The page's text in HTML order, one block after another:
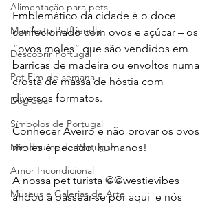
Alimentação para pets
Manifesto Petfriendly
Descobrir Portugal
Pet Fim-de-semana
Dog Spa
Símbolos de Portugal
Miradouros de Portugal
Amor Incondicional
Museus e Galerias de Arte
Emblemático da cidade é o doce
confecionado com ovos e açúcar – os
“ovos moles” que são vendidos em
barricas de madeira ou envoltos numa
crosta de massa de hóstia com
diversos formatos.
Conhecer Aveiro e não provar os ovos
moles é pecado, humanos!
A nossa pet turista @@westievibes
andou a passear-se por aqui  e nós